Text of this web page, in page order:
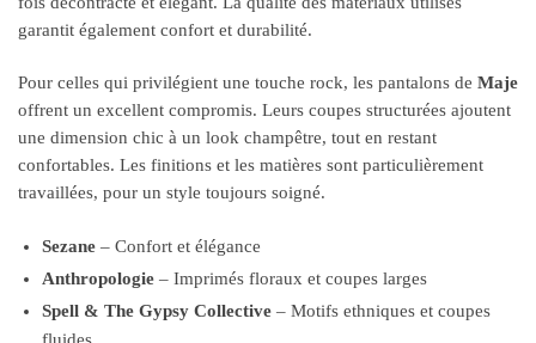
garantit également confort et durabilité.
Pour celles qui privilégient une touche rock, les pantalons de Maje
offrent un excellent compromis. Leurs coupes structurées ajoutent
une dimension chic à un look champêtre, tout en restant
confortables. Les finitions et les matières sont particulièrement
travaillées, pour un style toujours soigné.
Sezane – Confort et élégance
Anthropologie – Imprimés floraux et coupes larges
Spell & The Gypsy Collective – Motifs ethniques et coupes